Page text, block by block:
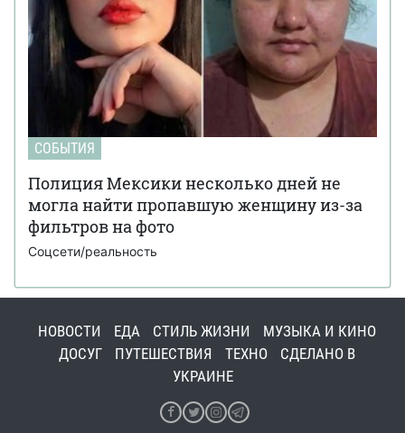
СОБЫТИЯ
Полиция Мексики несколько дней не
могла найти пропавшую женщину из-за
фильтров на фото
Соцсети/реальность
НОВОСТИ ЕДА СТИЛЬ ЖИЗНИ
МУЗЫКА И КИНО
ДОСУГ
ПУТЕШЕСТВИЯ ТЕХНО
СДЕЛАНО В
УКРАИНЕ